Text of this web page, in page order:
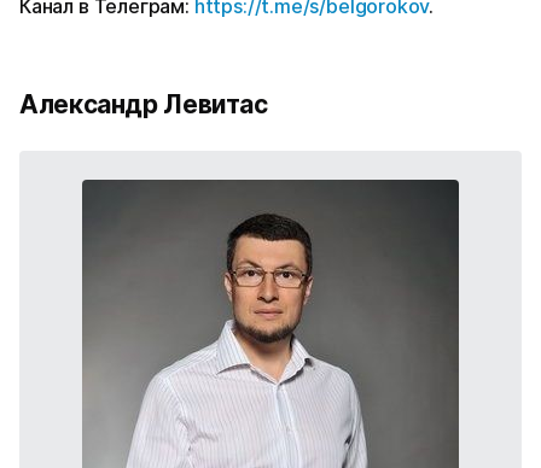
Канал в Телеграм: https://t.me/s/belgorokov.
Александр Левитас